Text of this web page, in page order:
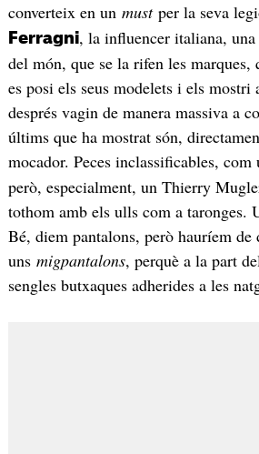
converteix en un mustper la seva
Ferragni, la influencer italiana,
del món, que se la rifen les marques,
es posi els seus modelets i els mostri
després vagin de manera massiva a
últims que ha mostrat són,
mocador. Peces inclassificables, com
però, especialment, un Thierry
tothom amb els ulls com a taronges.
Bé, diem pantalons, però hauríem de
uns migpantalons, perquè a la part
sengles butxaques adherides a les